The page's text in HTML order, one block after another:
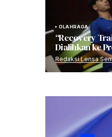
OLAHRAGA
“Recovery
Dialihkan ke
Redaksi Lensa